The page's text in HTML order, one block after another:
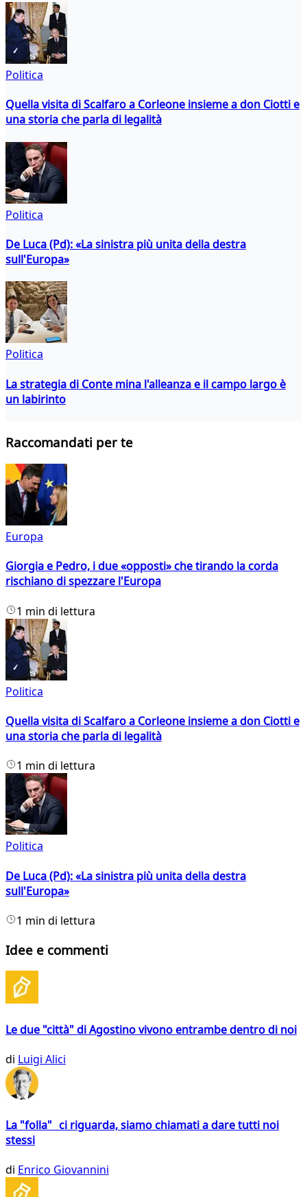
Politica
Quella visita di Scalfaro a Corleone insieme a don Ciotti e
una storia che parla di legalità
Politica
De Luca (Pd): «La sinistra più unita della destra
sull'Europa»
Politica
La strategia di Conte mina l'alleanza e il campo largo è
un labirinto
Raccomandati per te
Europa
Giorgia e Pedro, i due «opposti» che tirando la corda
rischiano di spezzare l'Europa
1 min di lettura
Politica
Quella visita di Scalfaro a Corleone insieme a don Ciotti e
una storia che parla di legalità
1 min di lettura
Politica
De Luca (Pd): «La sinistra più unita della destra
sull'Europa»
1 min di lettura
Idee e commenti
Le due "città" di Agostino vivono entrambe dentro di noi
di Luigi Alici
La "folla" ci riguarda, siamo chiamati a dare tutti noi
stessi
di Enrico Giovannini